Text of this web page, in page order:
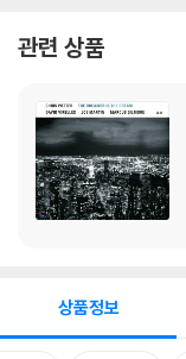
관련 상품
상품정보